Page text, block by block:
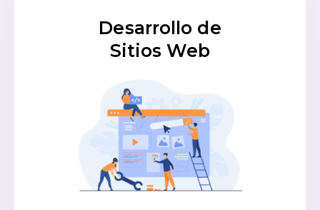
Desarrollo de
Sitios Web